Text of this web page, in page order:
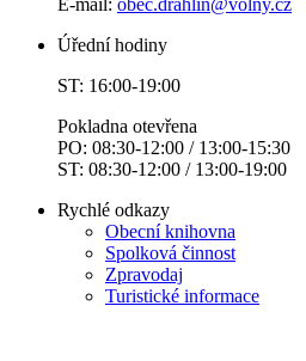
E-mail: obec.drahlin@volny.cz
Úřední hodiny
ST: 16:00-19:00
Pokladna otevřena
PO: 08:30-12:00 / 13:00-15:30
ST: 08:30-12:00 / 13:00-19:00
Rychlé odkazy
Obecní knihovna
Spolková činnost
Zpravodaj
Turistické informace